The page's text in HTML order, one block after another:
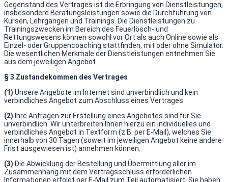
Gegenstand des Vertrages ist die Erbringung von Dienstleistungen,
insbesondere Beratungsleistungen sowie die Durchführung von
Kursen, Lehrgängen und Trainings. Die Dienstleistungen zu
Trainingszwecken im Bereich des Feuerlösch- und
Rettungswesens können sowohl vor Ort als auch Online sowie als
Einzel- oder Gruppencoaching stattfinden, mit oder ohne Simulator.
Die wesentlichen Merkmale der Dienstleistungen entnehmen Sie
aus dem jeweiligen Angebot.
§ 3 Zustandekommen des Vertrages
(1) Unsere Angebote im Internet sind unverbindlich und kein
verbindliches Angebot zum Abschluss eines Vertrages.
(2) Ihre Anfragen zur Erstellung eines Angebotes sind für Sie
unverbindlich. Wir unterbreiten Ihnen hierzu ein individuelles und
verbindliches Angebot in Textform (z.B. per E-Mail), welches Sie
innerhalb von 30 Tagen (soweit im jeweiligen Angebot keine andere
Frist ausgewiesen ist) annehmen können.
(3) Die Abwicklung der Bestellung und Übermittlung aller im
Zusammenhang mit dem Vertragsschluss erforderlichen
Informationen erfolgt per E-Mail zum Teil automatisiert. Sie haben